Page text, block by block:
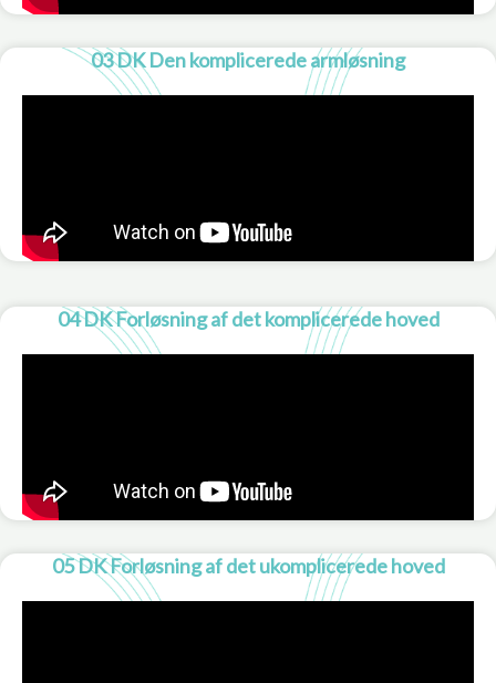
03 DK Den komplicerede armløsning
04 DK Forløsning af det komplicerede hoved
05 DK Forløsning af det ukomplicerede hoved